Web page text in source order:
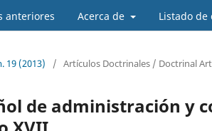
anteriores Acerca de Listado de
19 (2013) / Artículos Doctrinales / Doctrinal
de administración y